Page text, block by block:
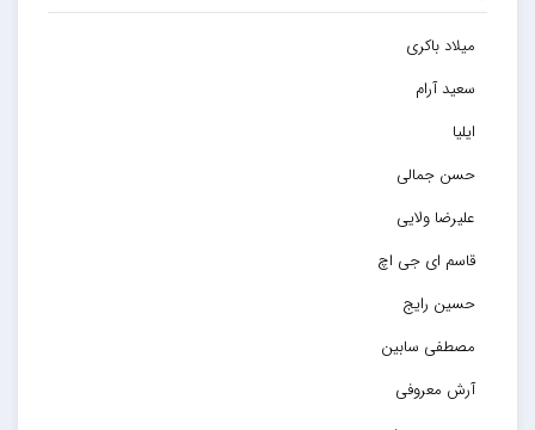
میلاد باکری
سعید آرام
ایلیا
حسن جمالی
علیرضا ولایی
قاسم ای جی اچ
حسین رایج
مصطفی سابین
آرش معروفی